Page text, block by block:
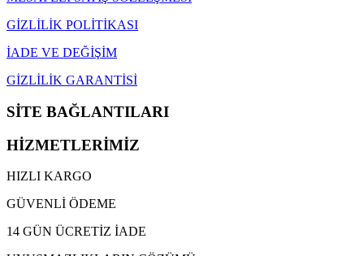
GİZLİLİK POLİTİKASI
İADE VE DEĞİŞİM
GİZLİLİK GARANTİSİ
SİTE BAĞLANTILARI
HİZMETLERİMİZ
HIZLI KARGO
GÜVENLİ ÖDEME
14 GÜN ÜCRETİZ İADE